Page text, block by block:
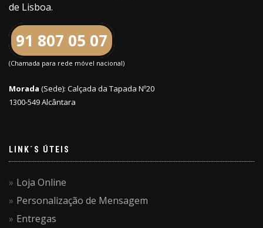
de Lisboa.
91 807 05 07
(Chamada para rede móvel nacional)
Morada (Sede): Calçada da Tapada Nº20
1300-549 Alcântara
LINK´S ÚTEIS
Loja Online
Personalização de Mensagem
Entregas